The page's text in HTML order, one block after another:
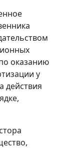
оказанию
у
действия